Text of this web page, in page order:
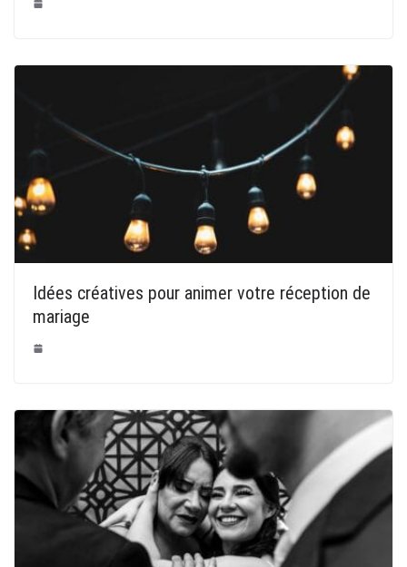
Idées créatives pour animer votre réception de
mariage